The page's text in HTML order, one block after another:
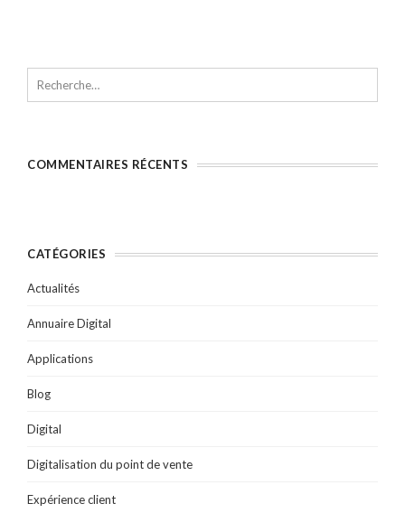
COMMENTAIRES RÉCENTS
CATÉGORIES
Actualités
Annuaire Digital
Applications
Blog
Digital
Digitalisation du point de vente
Expérience client